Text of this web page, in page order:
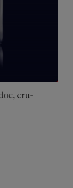
cru-